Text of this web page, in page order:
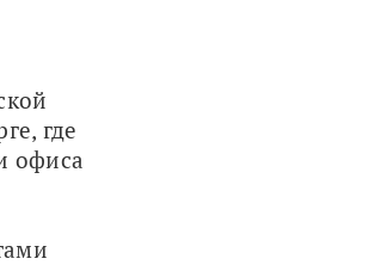
где
офиса